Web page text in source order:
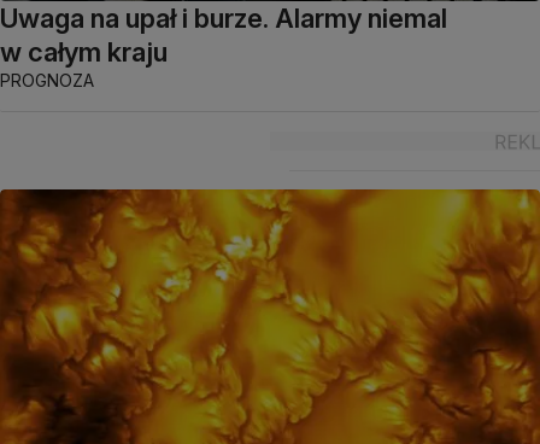
Uwaga na upał i burze. Alarmy niemal
w całym kraju
PROGNOZA